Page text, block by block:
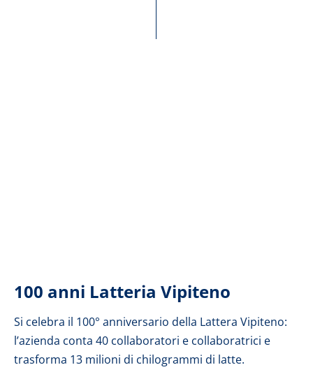
100 anni Latteria Vipiteno
Si celebra il 100° anniversario della Lattera Vipiteno:
l’azienda conta 40 collaboratori e collaboratrici e
trasforma 13 milioni di chilogrammi di latte.